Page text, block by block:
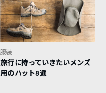
服装
旅行に持っていきたいメンズ
用のハット8選